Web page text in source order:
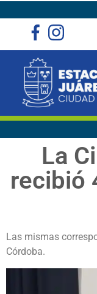
La
recibió
Las mismas
Córdoba.